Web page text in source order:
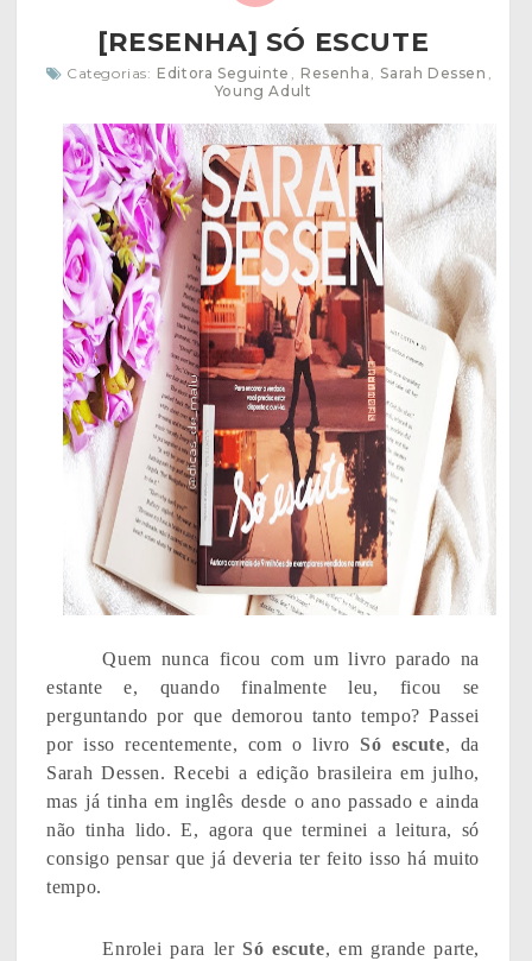
[RESENHA] SÓ ESCUTE
Categorias: Editora Seguinte , Resenha , Sarah Dessen ,
Young Adult
Quem nunca ficou com um livro parado na
estante e, quando finalmente leu, ficou se
perguntando por que demorou tanto tempo? Passei
por isso recentemente, com o livro Só escute, da
Sarah Dessen. Recebi a edição brasileira em julho,
mas já tinha em inglês desde o ano passado e ainda
não tinha lido. E, agora que terminei a leitura, só
consigo pensar que já deveria ter feito isso há muito
tempo.
Enrolei para ler Só escute, em grande parte,